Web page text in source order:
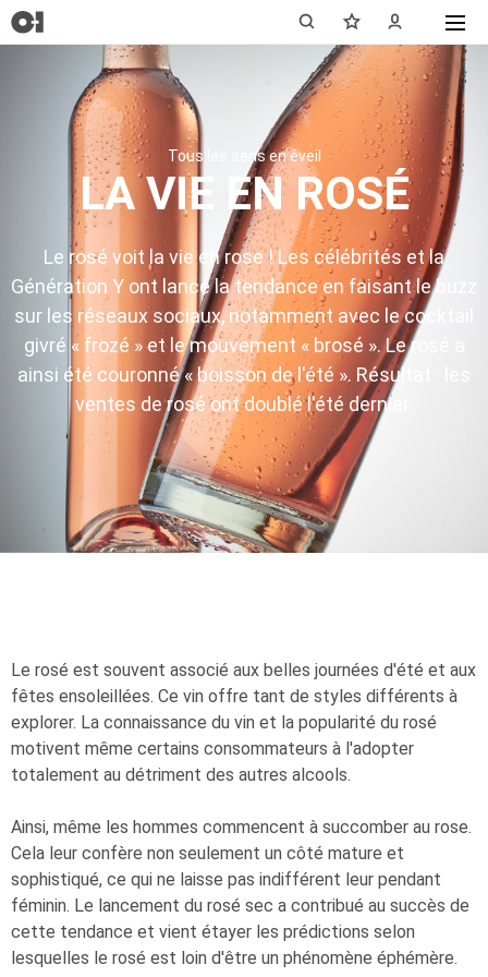
Tous les sens en éveil
LA VIE EN ROSÉ
Le rosé voit la vie en rose ! Les célébrités et la
Génération Y ont lancé la tendance en faisant le buzz
sur les réseaux sociaux, notamment avec le cocktail
givré « frozé » et le mouvement « brosé ». Le rosé a
ainsi été couronné « boisson de l'été ». Résultat : les
ventes de rosé ont doublé l'été dernier.
Le rosé est souvent associé aux belles journées d'été et aux
fêtes ensoleillées. Ce vin offre tant de styles différents à
explorer. La connaissance du vin et la popularité du rosé
motivent même certains consommateurs à l'adopter
totalement au détriment des autres alcools.
Ainsi, même les hommes commencent à succomber au rose.
Cela leur confère non seulement un côté mature et
sophistiqué, ce qui ne laisse pas indifférent leur pendant
féminin. Le lancement du rosé sec a contribué au succès de
cette tendance et vient étayer les prédictions selon
lesquelles le rosé est loin d'être un phénomène éphémère.